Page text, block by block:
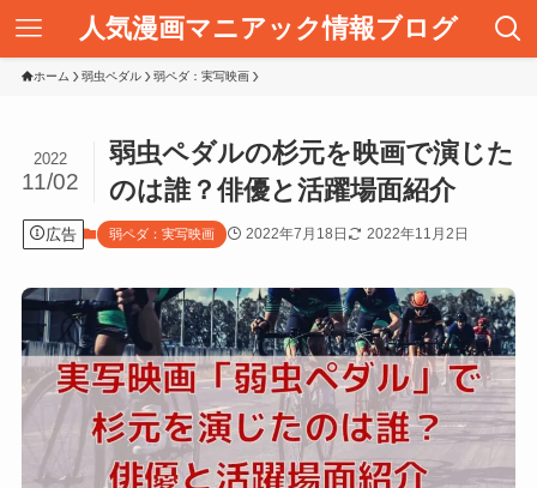
人気漫画マニアック情報ブログ
ホーム 弱虫ペダル 弱ペダ：実写映画
弱虫ペダルの杉元を映画で演じた
のは誰？俳優と活躍場面紹介
2022
11/02
広告 弱ペダ：実写映画 2022年7月18日 2022年11月2日